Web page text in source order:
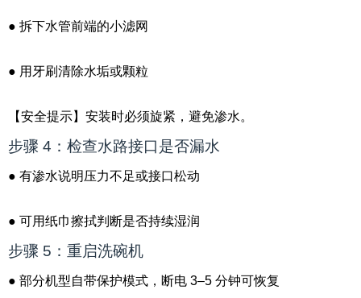
● 拆下水管前端的小滤网
● 用牙刷清除水垢或颗粒
【安全提示】安装时必须旋紧，避免渗水。
步骤 4：检查水路接口是否漏水
● 有渗水说明压力不足或接口松动
● 可用纸巾擦拭判断是否持续湿润
步骤 5：重启洗碗机
● 部分机型自带保护模式，断电 3–5 分钟可恢复